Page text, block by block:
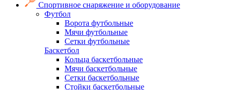
Спортивное снаряжение и оборудование
Футбол
Ворота футбольные
Мячи футбольные
Сетки футбольные
Баскетбол
Кольца баскетбольные
Мячи баскетбольные
Сетки баскетбольные
Стойки баскетбольные